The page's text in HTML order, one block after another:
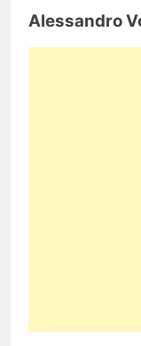
Alessandro